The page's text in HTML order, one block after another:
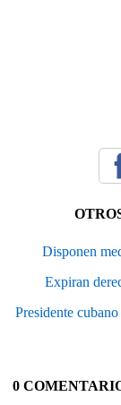
Disponen
Expiran
Presidente
0